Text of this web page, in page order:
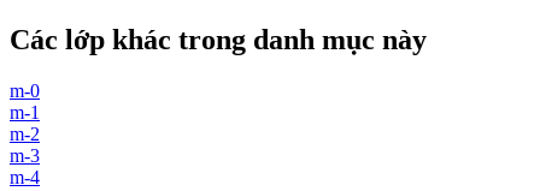
Các lớp khác trong danh mục này
m-0
m-1
m-2
m-3
m-4